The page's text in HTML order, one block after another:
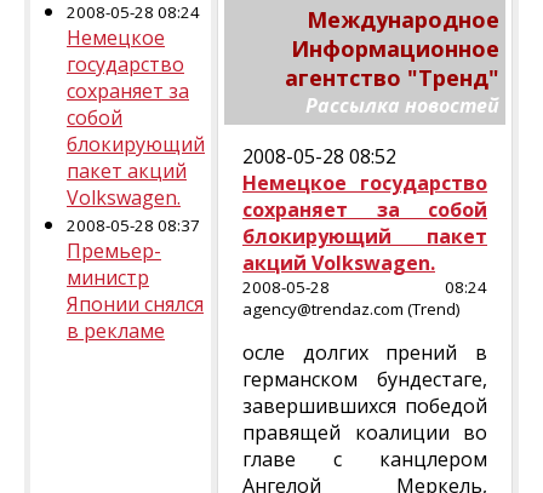
2008-05-28 08:24
Немецкое
государство
сохраняет за
собой
блокирующий
пакет акций
Volkswagen.
2008-05-28 08:37
Премьер-
министр
Японии снялся
в рекламе
Международное
Информационное
агентство "Тренд"
Рассылка новостей
2008-05-28 08:52
Немецкое государство
сохраняет за собой
блокирующий пакет
акций Volkswagen.
2008-05-28 08:24
agency@trendaz.com (Trend)
осле долгих прений в
германском бундестаге,
завершившихся победой
правящей коалиции во
главе с канцлером
Ангелой Меркель,